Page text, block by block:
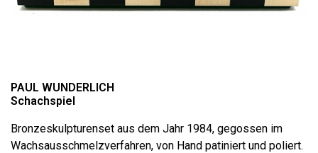
PAUL WUNDERLICH
Schachspiel
Bronzeskulpturenset aus dem Jahr 1984, gegossen im
Wachsausschmelzverfahren, von Hand patiniert und poliert.